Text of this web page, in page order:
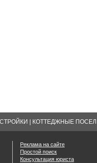
КОТТЕДЖНЫЕ
Реклама на сайте
Простой поиск
Консультация юриста